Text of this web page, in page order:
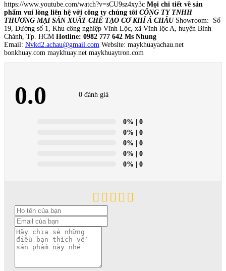
https://www.youtube.com/watch?v=sCU9sz4xy3c Mọi chi tiết về sản
phẩm vui lòng liên hệ với công ty chúng tôi CÔNG TY TNHH
THƯƠNG MẠI SẢN XUẤT CHẾ TẠO CƠ KHÍ Á CHÂUShowroom: Số
19, Đường số 1, Khu công nghiệp Vĩnh Lộc, xã Vĩnh lộc A, huyện Bình
Chánh, Tp. HCM Hotline: 0982 777 642 Ms Nhung
Email: Nvkd2.achau@gmail.com Website: maykhuayachau.net
bonkhuay.com maykhuay.net maykhuaytron.com
0.0 0 đánh giá
0% | 0
0% | 0
0% | 0
0% | 0
0% | 0